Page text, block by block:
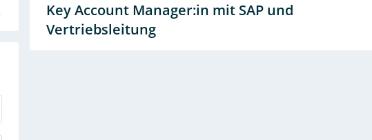
Key Account Manager:in mit SAP und
Vertriebsleitung